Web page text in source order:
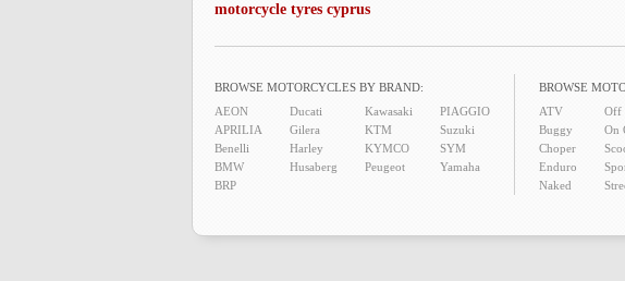
motorcycle tyres cyprus
BROWSE MOTORCYCLES BY BRAND:
AEON
APRILIA
Benelli
BMW
BRP
Ducati
Gilera
Harley
Husaberg
Kawasaki
KTM
KYMCO
Peugeot
PIAGGIO
Suzuki
SYM
Yamaha
BROWSE
ATV
Buggy
Choper
Enduro
Naked
Off
On